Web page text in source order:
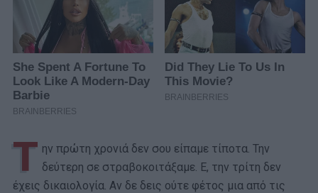
Τ ην πρώτη χρονιά δεν σου είπαμε τίποτα. Την
δεύτερη σε στραβοκοιτάξαμε. Ε, την τρίτη δεν
έχεις δικαιολογία. Αν δε δεις ούτε φέτος μια από τις